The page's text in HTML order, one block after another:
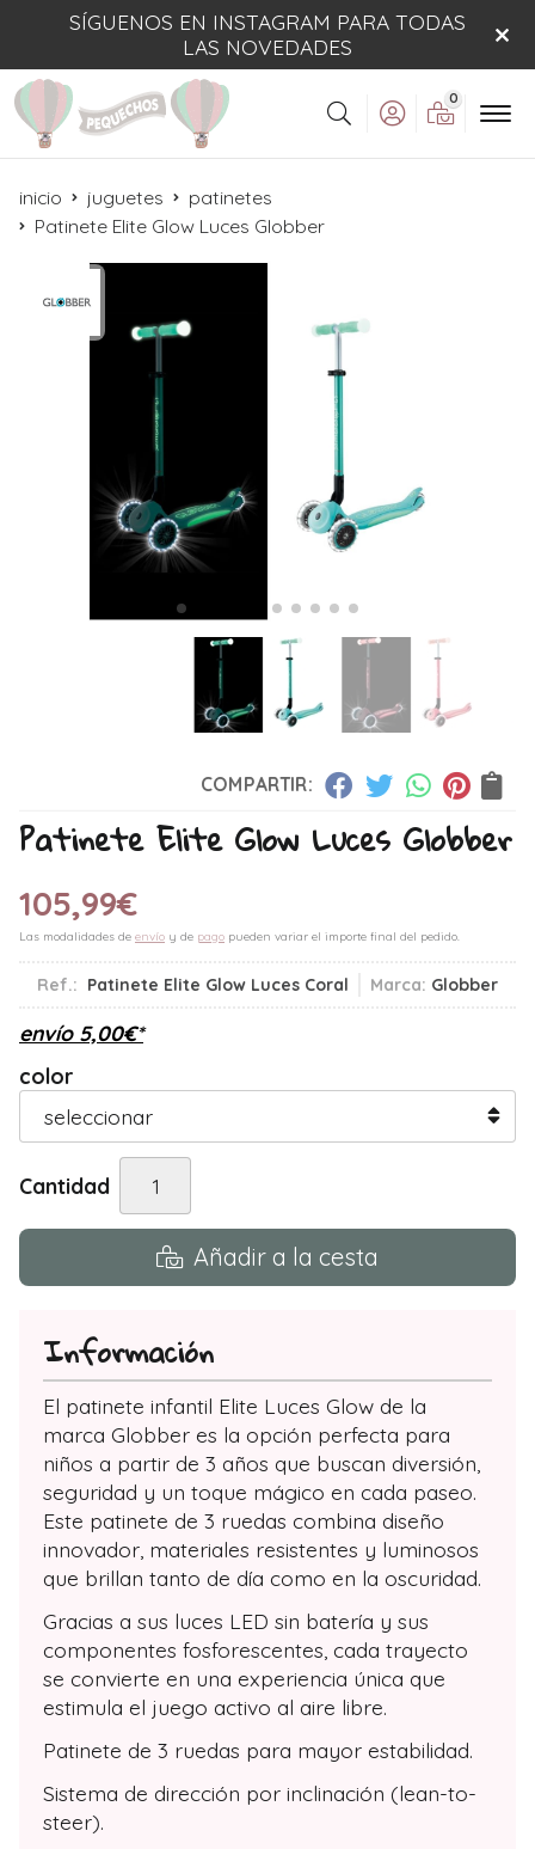
SÍGUENOS EN INSTAGRAM PARA TODAS
LAS NOVEDADES
Buscar
0
inicio juguetes
patinetes
Patinete Elite Glow Luces Globber
COMPARTIR:
Patinete Elite Glow Luces Globber
105,99€
Las modalidades de envío y de pago pueden variar el importe final del pedido.
Ref.: Patinete Elite Glow Luces Coral Marca: Globber
envío 5,00€*
color
Cantidad
Añadir a la cesta
Información
El patinete infantil Elite Luces Glow de la
marca Globber es la opción perfecta para
niños a partir de 3 años que buscan diversión,
seguridad y un toque mágico en cada paseo.
Este patinete de 3 ruedas combina diseño
innovador, materiales resistentes y luminosos
que brillan tanto de día como en la oscuridad.
Gracias a sus luces LED sin batería y sus
componentes fosforescentes, cada trayecto
se convierte en una experiencia única que
estimula el juego activo al aire libre.
Patinete de 3 ruedas para mayor estabilidad.
Sistema de dirección por inclinación (lean-to-
steer).